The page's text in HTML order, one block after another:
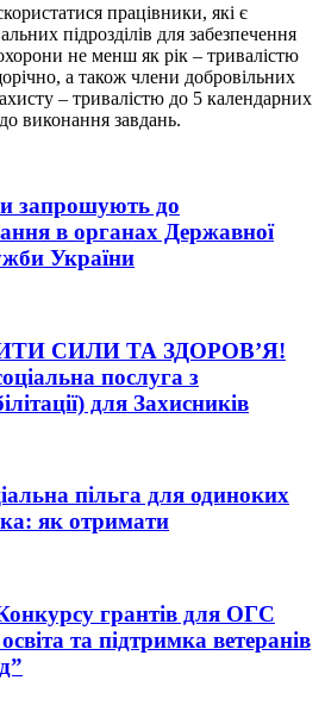
працівники, які є
підрозділів для забезпечення
не менш як рік – тривалістю
а також члени добровільних
– тривалістю до 5 календарних
виконання завдань.
запрошують до
в органах Державної
України
СИЛИ ТА ЗДОРОВ’Я!
послуга з
для Захисників
пільга для одиноких
як отримати
грантів для ОГС
та підтримка ветеранів